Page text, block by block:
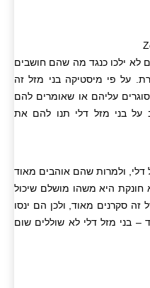
לא ילכו כנגד מה שהם חושבים
על פי מיסטיקה בני מזל זה
עליהם או שאומרים להם
בני מזל דלי תנו להם את
דלי, ולמרות שהם אוהבים מאוד
היא משהו מושלם שיכול
סקרנים מאוד, ולכן הם ינסו
– בני מזל דלי לא שוללים שום